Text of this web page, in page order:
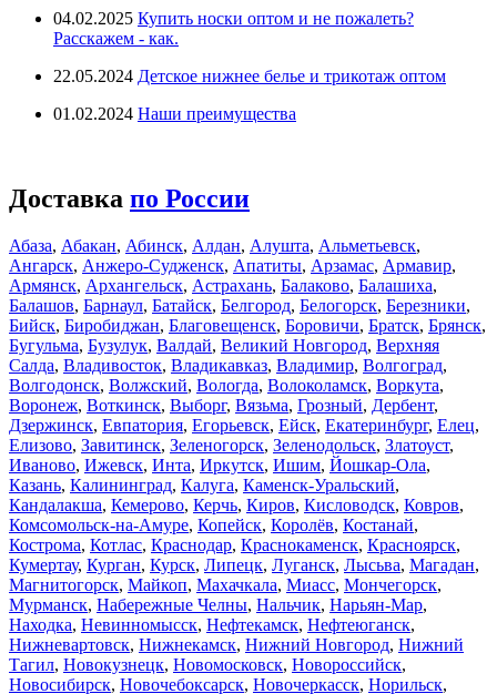
04.02.2025 Купить носки оптом и не пожалеть?
Расскажем - как.
22.05.2024 Детское нижнее белье и трикотаж оптом
01.02.2024 Наши преимущества
Доставка по России
Абаза, Абакан, Абинск, Алдан, Алушта, Альметьевск,
Ангарск, Анжеро-Судженск, Апатиты, Арзамас, Армавир,
Армянск, Архангельск, Астрахань, Балаково, Балашиха,
Балашов, Барнаул, Батайск, Белгород, Белогорск, Березники,
Бийск, Биробиджан, Благовещенск, Боровичи, Братск, Брянск,
Бугульма, Бузулук, Валдай, Великий Новгород, Верхняя
Салда, Владивосток, Владикавказ, Владимир, Волгоград,
Волгодонск, Волжский, Вологда, Волоколамск, Воркута,
Воронеж, Воткинск, Выборг, Вязьма, Грозный, Дербент,
Дзержинск, Евпатория, Егорьевск, Ейск, Екатеринбург, Елец,
Елизово, Завитинск, Зеленогорск, Зеленодольск, Златоуст,
Иваново, Ижевск, Инта, Иркутск, Ишим, Йошкар-Ола,
Казань, Калининград, Калуга, Каменск-Уральский,
Кандалакша, Кемерово, Керчь, Киров, Кисловодск, Ковров,
Комсомольск-на-Амуре, Копейск, Королёв, Костанай,
Кострома, Котлас, Краснодар, Краснокаменск, Красноярск,
Кумертау, Курган, Курск, Липецк, Луганск, Лысьва, Магадан,
Магнитогорск, Майкоп, Махачкала, Миасс, Мончегорск,
Мурманск, Набережные Челны, Нальчик, Нарьян-Мар,
Находка, Невинномысск, Нефтекамск, Нефтеюганск,
Нижневартовск, Нижнекамск, Нижний Новгород, Нижний
Тагил, Новокузнецк, Новомосковск, Новороссийск,
Новосибирск, Новочебоксарск, Новочеркасск, Норильск,